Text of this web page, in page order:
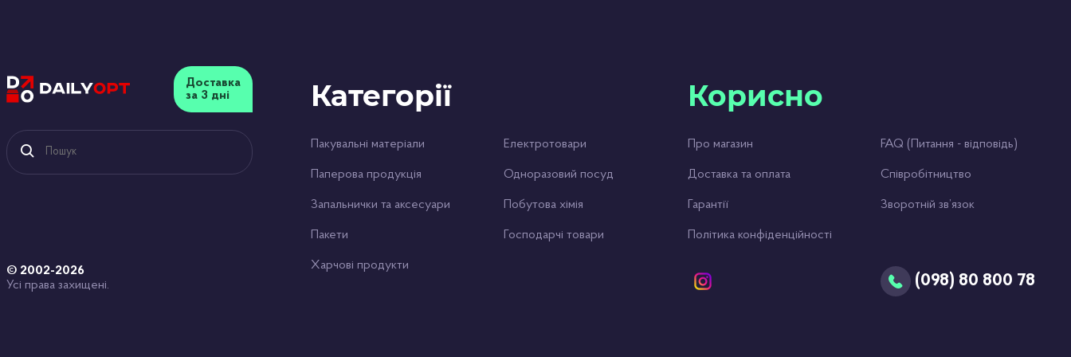
Презервативи La Hot – це поєднання простоти, надійності та доступної ціни. Будьте впевнені у своєму
захисті та безпеці, не переплачуючи за бренд.
Доставка
за 3 дні
Категорії
Пакувальні матеріали Електротовари
Паперова продукція Одноразовий посуд
Запальнички та аксесуари Побутова хімія
Пакети Господарчі товари
Харчові продукти
Корисно
Про магазин FAQ (Питання - відповідь)
Доставка та оплата Співробітництво
Гарантії Зворотній зв’язок
Політика конфіденційності
(098) 80 800 78
© 2002-2026
Усі права захищені.